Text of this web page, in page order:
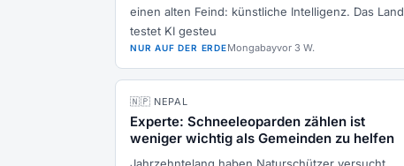
einen alten Feind: künstliche Intelligenz. Das Land
testet KI gesteu
NUR AUF DER ERDEMongabayvor 3 W.
🇳🇵 NEPAL
Experte: Schneeleoparden zählen ist
weniger wichtig als Gemeinden zu helfen